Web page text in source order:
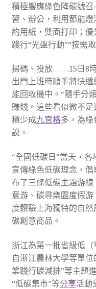
積極響應綠色降碳號
習、辦公，利用節能
約用紙，雙面打印；優
踐行“光盤行動”“按需
掃碼、投放……15日8
出門上班時順手將快
能回收機中。“隨手分
賺錢。這些看似微不
積少成九宮格多，為綠
說。
“全國低碳日”當天，各
宣傳綠色低碳理念，
布了三條低碳主題游
意游、碳尋樂園度假
度體驗上海獨特的自
碳創意商品。
浙江為第一批省級低
自浙江農林大學等單
業踐行碳減排”等主題
“低碳集市”等分享活動